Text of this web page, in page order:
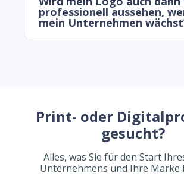
professionell aussehen,
mein Unternehmen
Print- oder
gesucht?
Alles, was Sie für den Start
Unternehmens und Ihre Marke